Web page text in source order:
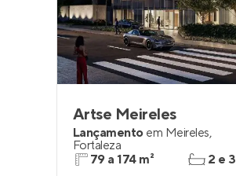
Artse Meireles
Lançamento em Meireles,
Fortaleza
79 a 174 m²
2 e 3